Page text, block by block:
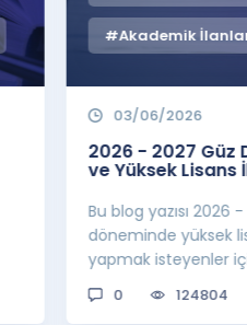
#Akademik
03/06/2026
2026 - 2027 Güz
ve Yüksek Lisans
Bu blog yazısı 2026
döneminde yüksek
yapmak isteyenler
0 124804